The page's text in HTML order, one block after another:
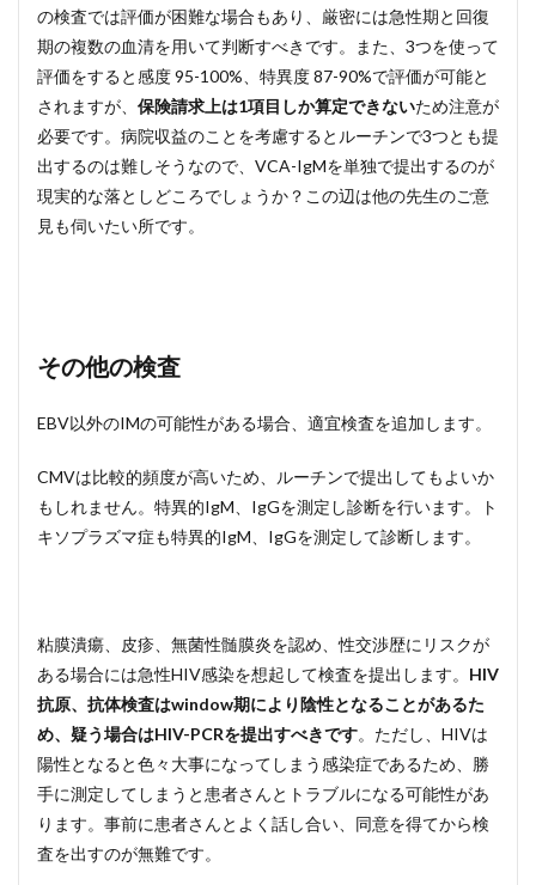
の検査では評価が困難な場合もあり、厳密には急性期と回復
期の複数の血清を用いて判断すべきです。また、3つを使って
評価をすると感度 95-100%、特異度 87-90%で評価が可能と
されますが、 保険請求上は1項目しか算定できないため注意が
必要です。病院収益のことを考慮するとルーチンで3つとも提
出するのは難しそうなので、VCA-IgMを単独で提出するのが
現実的な落としどころでしょうか？この辺は他の先生のご意
見も伺いたい所です。
その他の検査
EBV以外のIMの可能性がある場合、適宜検査を追加します。
CMVは比較的頻度が高いため、ルーチンで提出してもよいか
もしれません。特異的IgM、IgGを測定し診断を行います。ト
キソプラズマ症も特異的IgM、IgGを測定して診断します。
粘膜潰瘍、皮疹、無菌性髄膜炎を認め、性交渉歴にリスクが
ある場合には急性HIV感染を想起して検査を提出します。 HIV
抗原、抗体検査はwindow期により陰性となることがあるた
め、疑う場合はHIV-PCRを提出すべきです。ただし、HIVは
陽性となると色々大事になってしまう感染症であるため、勝
手に測定してしまうと患者さんとトラブルになる可能性があ
ります。事前に患者さんとよく話し合い、同意を得てから検
査を出すのが無難です。